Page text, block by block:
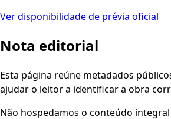
Ver disponibilidade de prévia oficial
Nota editorial
Esta página reúne metadados
ajudar o leitor a identificar a obra
Não hospedamos o conteúdo